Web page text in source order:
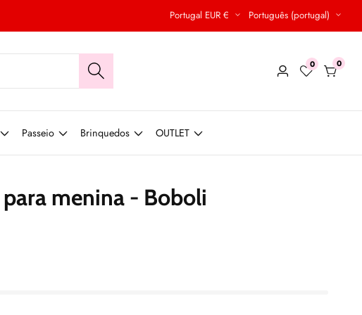
Portugal EUR € Português (portugal)
Conecte-
0 00
Passeio Brinquedos
OUTLET
menina - Boboli